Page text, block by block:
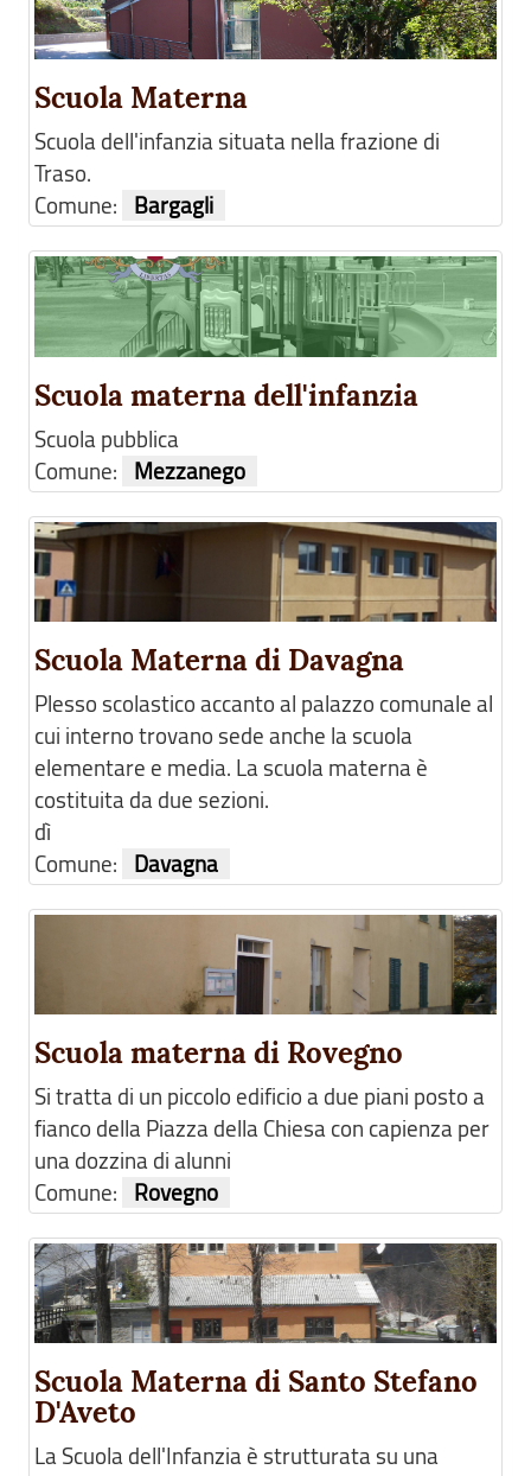
Scuola Materna
Scuola dell'infanzia situata nella frazione di
Traso.
Comune:
Bargagli
Scuola materna dell'infanzia
Scuola pubblica
Comune:
Mezzanego
Scuola Materna di Davagna
Plesso scolastico accanto al palazzo comunale al
cui interno trovano sede anche la scuola
elementare e media. La scuola materna è
costituita da due sezioni.
dì
Comune:
Davagna
Scuola materna di Rovegno
Si tratta di un piccolo edificio a due piani posto a
fianco della Piazza della Chiesa con capienza per
una dozzina di alunni
Comune:
Rovegno
Scuola Materna di Santo Stefano
D'Aveto
La Scuola dell'Infanzia è strutturata su una